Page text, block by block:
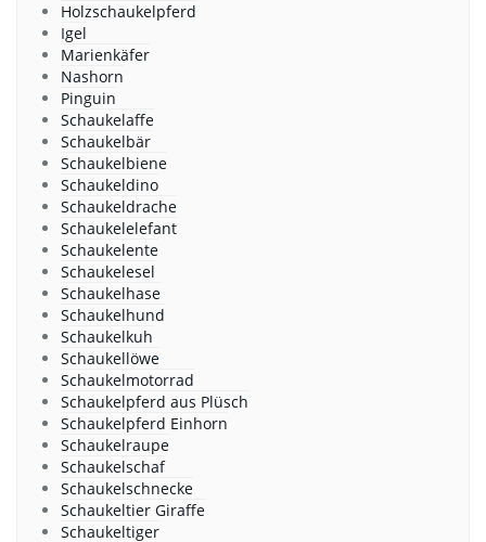
Holzschaukelpferd
Igel
Marienkäfer
Nashorn
Pinguin
Schaukelaffe
Schaukelbär
Schaukelbiene
Schaukeldino
Schaukeldrache
Schaukelelefant
Schaukelente
Schaukelesel
Schaukelhase
Schaukelhund
Schaukelkuh
Schaukellöwe
Schaukelmotorrad
Schaukelpferd aus Plüsch
Schaukelpferd Einhorn
Schaukelraupe
Schaukelschaf
Schaukelschnecke
Schaukeltier Giraffe
Schaukeltiger